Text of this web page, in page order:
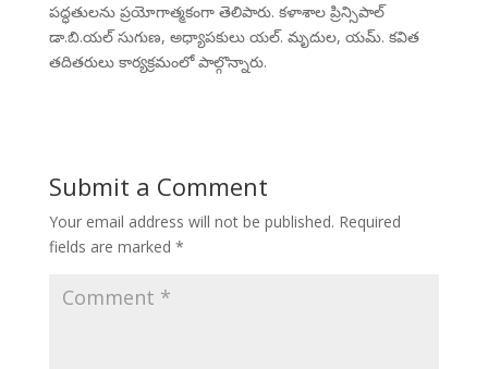
పద్ధతులను ప్రయోగాత్మకంగా తెలిపారు. కళాశాల ప్రిన్సిపాల్
డా.బి.యల్ సుగుణ, అధ్యాపకులు యల్. మృదుల, యమ్. కవిత
తదితరులు కార్యక్రమంలో పాల్గొన్నారు.
Submit a Comment
Your email address will not be published. Required
fields are marked *